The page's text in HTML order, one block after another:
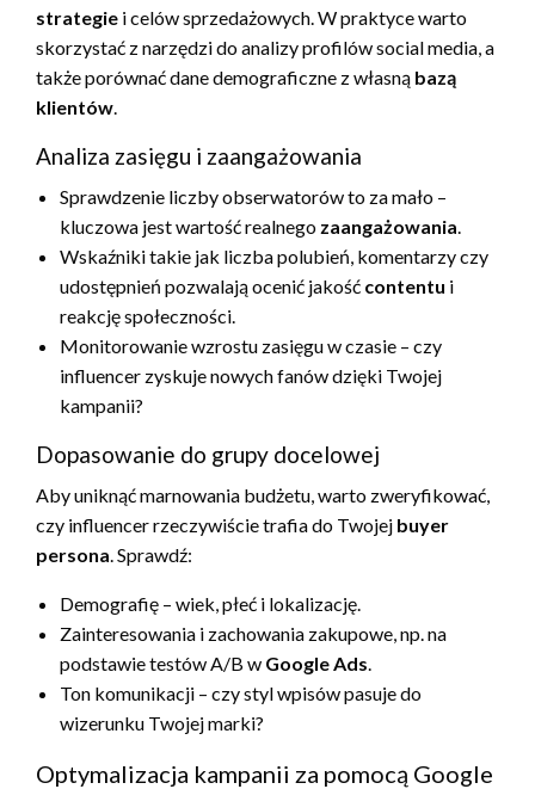
strategie i celów sprzedażowych. W praktyce warto
skorzystać z narzędzi do analizy profilów social media, a
także porównać dane demograficzne z własną bazą
klientów.
Analiza zasięgu i zaangażowania
Sprawdzenie liczby obserwatorów to za mało –
kluczowa jest wartość realnego zaangażowania.
Wskaźniki takie jak liczba polubień, komentarzy czy
udostępnień pozwalają ocenić jakość contentu i
reakcję społeczności.
Monitorowanie wzrostu zasięgu w czasie – czy
influencer zyskuje nowych fanów dzięki Twojej
kampanii?
Dopasowanie do grupy docelowej
Aby uniknąć marnowania budżetu, warto zweryfikować,
czy influencer rzeczywiście trafia do Twojej buyer
persona. Sprawdź:
Demografię – wiek, płeć i lokalizację.
Zainteresowania i zachowania zakupowe, np. na
podstawie testów A/B w Google Ads.
Ton komunikacji – czy styl wpisów pasuje do
wizerunku Twojej marki?
Optymalizacja kampanii za pomocą Google